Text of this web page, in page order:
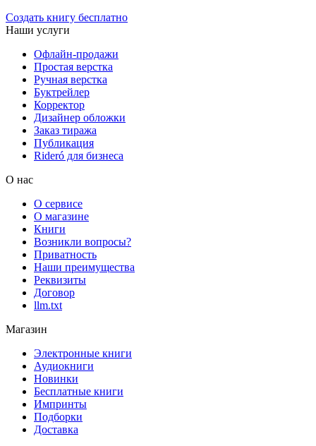
Создать книгу бесплатно
Наши услуги
Офлайн-продажи
Простая верстка
Ручная верстка
Буктрейлер
Корректор
Дизайнер обложки
Заказ тиража
Публикация
Rideró для бизнеса
О нас
О сервисе
О магазине
Книги
Возникли вопросы?
Приватность
Наши преимущества
Реквизиты
Договор
llm.txt
Магазин
Электронные книги
Аудиокниги
Новинки
Бесплатные книги
Импринты
Подборки
Доставка